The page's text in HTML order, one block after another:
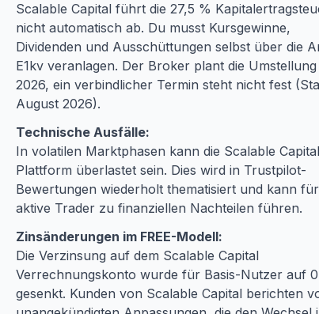
Scalable Capital führt die 27,5 %
nicht automatisch ab. Du musst Kursgewinne,
Dividenden und Ausschüttungen selbst über die
E1kv veranlagen. Der Broker plant die
2026, ein verbindlicher Termin steht nicht fest
August 2026).
Technische Ausfälle:
In volatilen Marktphasen kann die Scalable Capital
Plattform überlastet sein. Dies wird in Trustpilot-
Bewertungen wiederholt thematisiert und kann für
aktive Trader zu finanziellen Nachteilen führen.
Zinsänderungen im FREE-Modell:
Die Verzinsung auf dem Scalable Capital
Verrechnungskonto wurde für Basis-Nutzer auf
gesenkt. Kunden von Scalable Capital berichten